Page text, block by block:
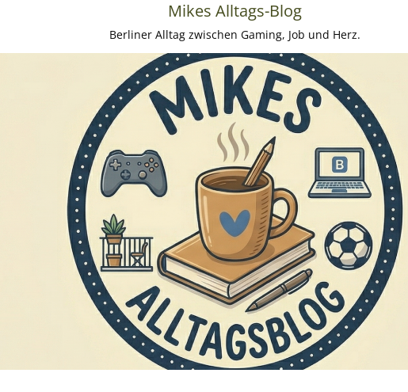
Mikes Alltags-Blog
Berliner Alltag zwischen Gaming, Job und Herz.